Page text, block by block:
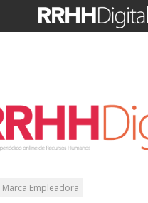
Marca Empleadora